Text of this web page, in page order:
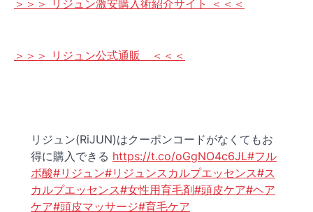
＞＞＞ リジュン激安購入術紹介サイト ＜＜＜
＞＞＞ リジュン公式通販 ＜＜＜
リジュン(RiJUN)はクーポンコードがなくてもお
得に購入できる https://t.co/oGgNO4c6JL#フル
ボ酸#リジュン#リジュンスカルプエッセンス#ス
カルプエッセンス#女性用育毛剤#頭皮ケア#ヘア
ケア#頭皮マッサージ#育毛ケア